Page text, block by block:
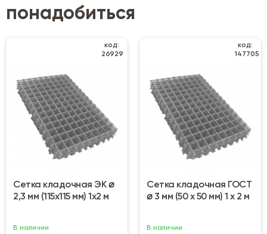
понадобиться
код:
26929
Сетка кладочная ЭК ⌀
2,3 мм (115х115 мм) 1х2 м
В наличии
код:
147705
Сетка кладочная ГОСТ
⌀ 3 мм (50 х 50 мм) 1 х 2 м
В наличии